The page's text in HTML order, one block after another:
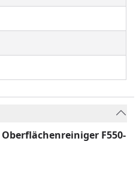
Oberflächenreiniger F550-